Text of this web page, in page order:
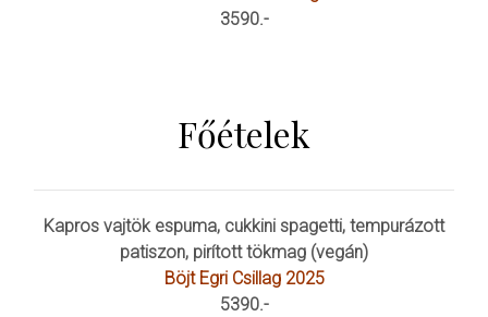
3590.-
Főételek
Kapros vajtök espuma, cukkini spagetti, tempurázott
patiszon, pirított tökmag (vegán)
Böjt Egri Csillag 2025
5390.-